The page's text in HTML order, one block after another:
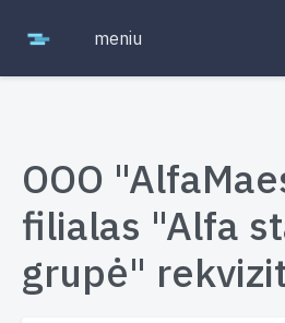
meniu
OOO
filialas "Alfa
grupė"